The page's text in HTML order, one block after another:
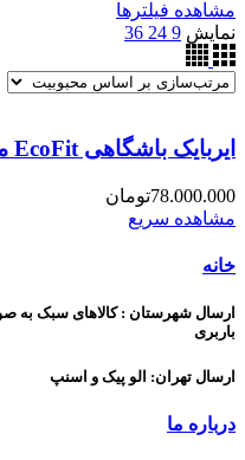
مشاهده فیلترها
نمایش 9
24
36
ایربایک باشگاهی EcoFit مدل EF003
تومان78.000.000
مشاهده سریع
خانه
ارسال شهرستان : کالاهای سبک به
باربری
ارسال تهران: الو پیک و اسنپ
درباره ما